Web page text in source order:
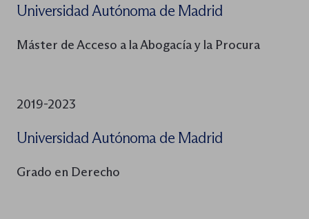
Universidad Autónoma de Madrid
Máster de Acceso a la Abogacía y la Procura
2019-2023
Universidad Autónoma de Madrid
Grado en Derecho